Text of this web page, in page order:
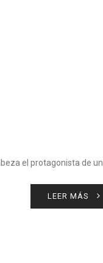
el protagonista de un
LEER MÁS